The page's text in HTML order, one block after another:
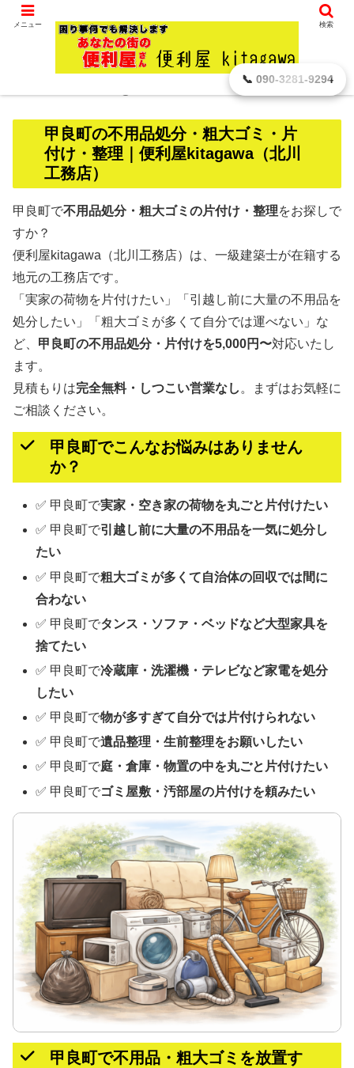
【甲良町】 不用品処分・粗大ゴミ 地元密
着 便利屋kitagaawa 2,000円～
甲良町の不用品処分・粗大ゴミ・片
付け・整理｜便利屋kitagawa（北川
工務店）
甲良町で不用品処分・粗大ゴミの片付け・整理をお探しで
すか？
便利屋kitagawa（北川工務店）は、一級建築士が在籍する
地元の工務店です。
「実家の荷物を片付けたい」「引越し前に大量の不用品を
処分したい」「粗大ゴミが多くて自分では運べない」な
ど、 甲良町の不用品処分・片付けを5,000円〜対応いたし
ます。
見積もりは完全無料・しつこい営業なし 。まずはお気軽に
ご相談ください。
甲良町でこんなお悩みはありません
か？
✅ 甲良町で実家・空き家の荷物を丸ごと片付けたい
✅ 甲良町で引越し前に大量の不用品を一気に処分し
たい
✅ 甲良町で粗大ゴミが多くて自治体の回収では間に
合わない
✅ 甲良町でタンス・ソファ・ベッドなど大型家具を
捨てたい
✅ 甲良町で冷蔵庫・洗濯機・テレビなど家電を処分
したい
✅ 甲良町で物が多すぎて自分では片付けられない
✅ 甲良町で遺品整理・生前整理をお願いしたい
✅ 甲良町で庭・倉庫・物置の中を丸ごと片付けたい
✅ 甲良町でゴミ屋敷・汚部屋の片付けを頼みたい
甲良町で不用品・粗大ゴミを放置す
メニュー 検索
📞 090-3281-9294